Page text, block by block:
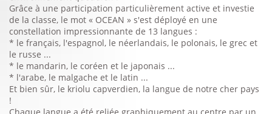
Grâce à une participation particulièrement active et investie
de la classe, le mot « OCEAN » s'est déployé en une
constellation impressionnante de 13 langues :
* le français, l'espagnol, le néerlandais, le polonais, le grec et
le russe ...
* le mandarin, le coréen et le japonais ...
* l'arabe, le malgache et le latin ...
Et bien sûr, le kriolu capverdien, la langue de notre cher pays
!